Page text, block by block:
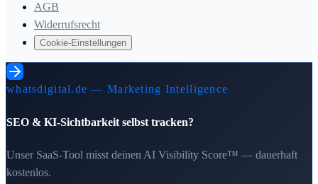
AGB
Widerrufsrecht
Cookie-Einstellungen
whatsdigital.de — Marketing Intelligence
SEO & KI-Sichtbarkeit selbst tracken?
Unser SaaS-Tool misst deinen AI Visibility Score™ — dauerhaft
kostenlos.